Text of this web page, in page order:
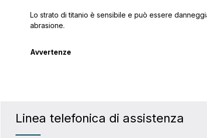
Lo strato di titanio è sensibile e può essere
abrasione.
Avvertenze
Linea telefonica di assistenza